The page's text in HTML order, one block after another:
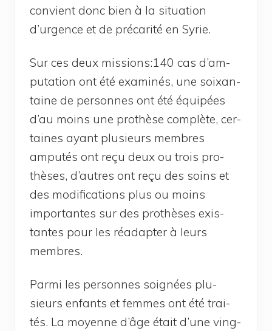
convient donc bien à la situa­tion
d’urgence et de pré­ca­ri­té en Syrie.
Sur ces deux missions:140 cas d’am­
pu­ta­tion ont été exa­mi­nés, une soixan­
taine de per­sonnes ont été équi­pées
d’au moins une pro­thèse com­plète, cer­
taines ayant plu­sieurs membres
ampu­tés ont reçu deux ou trois pro­
thèses, d’autres ont reçu des soins et
des modi­fi­ca­tions plus ou moins
impor­tantes sur des pro­thèses exis­
tantes pour les réadap­ter à leurs
membres.
Par­mi les per­sonnes soi­gnées plu­
sieurs enfants et femmes ont été trai­
tés. La moyenne d’âge était d’une ving­